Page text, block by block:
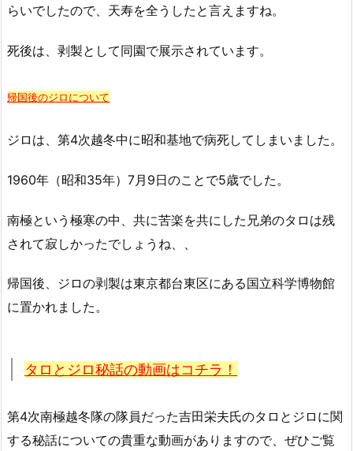
らいでしたので、天寿を全うしたと言えますね。
死後は、剥製として同園で展示されています。
帰国後のジロについて
ジロは、第4次越冬中に昭和基地で病死してしまいました。
1960年（昭和35年）7月9日のことで5歳でした。
南極という極寒の中、共に苦楽を共にした兄弟のタロは残
されて寂しかったでしょうね、、
帰国後、ジロの剥製は東京都台東区にある国立科学博物館
に置かれました。
タロとジロ秘話の動画はコチラ！
第4次南極越冬隊の隊員だった吉田栄夫氏のタロとジロに関
する秘話についての貴重な動画がありますので、ぜひご覧